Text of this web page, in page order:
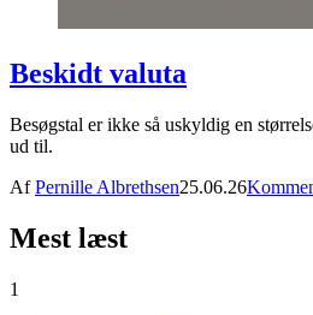
Beskidt valuta
Besøgstal er ikke så uskyldig en
ud til.
AfPernille Albrethsen25.06.26
Mest læst
1